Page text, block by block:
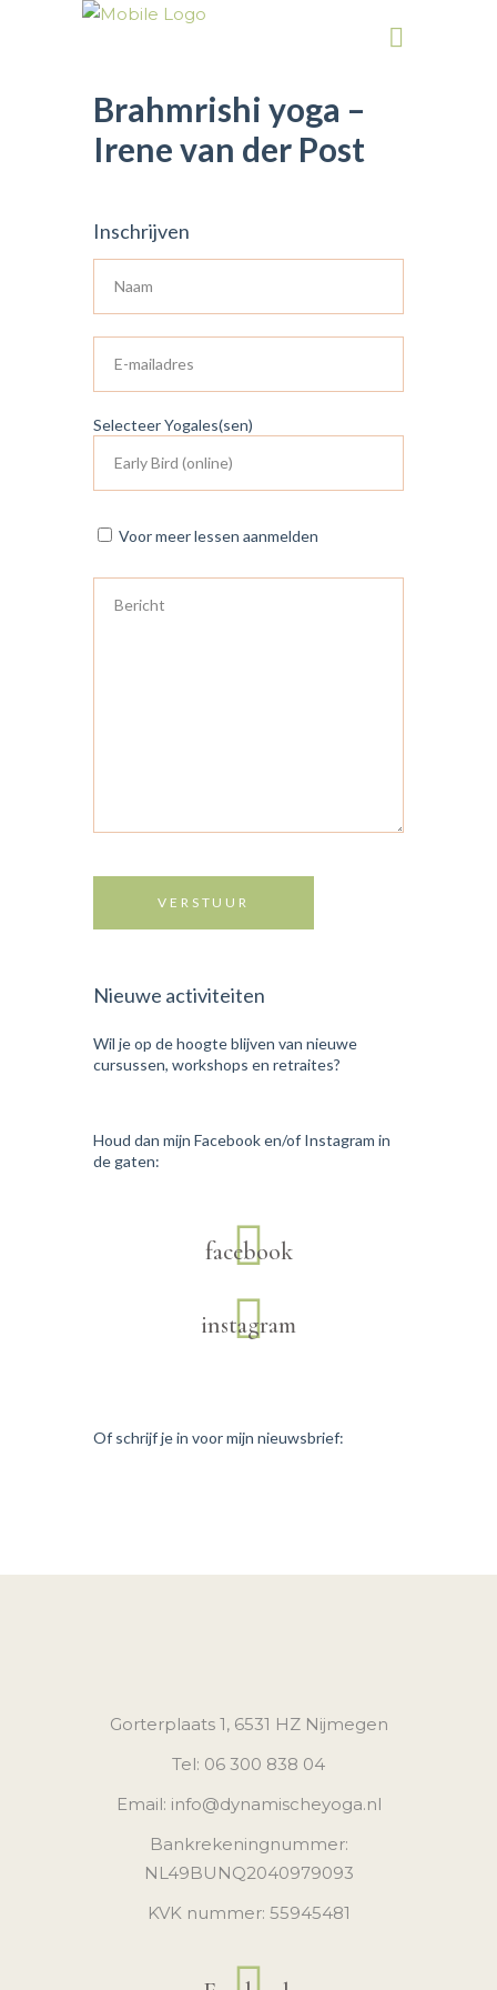
Brahmrishi yoga –
Irene van der Post
Inschrijven
Selecteer Yogales(sen)
Voor meer lessen aanmelden
Nieuwe activiteiten
Wil je op de hoogte blijven van nieuwe
cursussen, workshops en retraites?
Houd dan mijn Facebook en/of Instagram in
de gaten:
facebook
instagram
Of schrijf je in voor mijn nieuwsbrief:
Gorterplaats 1, 6531 HZ Nijmegen
Tel: 06 300 838 04
Email: info@dynamischeyoga.nl
Bankrekeningnummer:
NL49BUNQ2040979093
KVK nummer: 55945481